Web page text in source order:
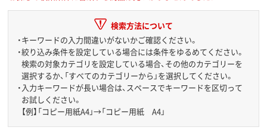
検索方法について
・キーワードの入力間違いがないかご確認ください。
・絞り込み条件を設定している場合には条件をゆるめてください。
検索の対象カテゴリを設定している場合、その他のカテゴリーを
選択するか、「すべてのカテゴリーから」を選択してください。
・ 入力キーワードが長い場合は、スペースでキーワードを区切って
お試しください。
【例】「コピー用紙A4」→「コピー用紙 A4」